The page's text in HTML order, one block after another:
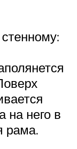
на него в
рама.